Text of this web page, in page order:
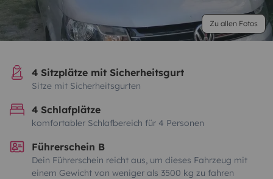
Zu allen Fotos
4 Sitzplätze mit Sicherheitsgurt
Sitze mit Sicherheitsgurten
4 Schlafplätze
komfortabler Schlafbereich für 4 Personen
Führerschein B
Dein Führerschein reicht aus, um dieses Fahrzeug mit
einem Gewicht von weniger als 3500 kg zu fahren